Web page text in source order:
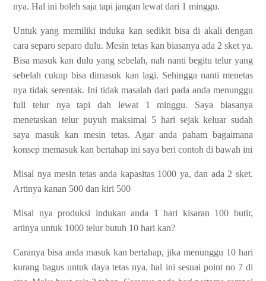
nya. Hal ini boleh saja tapi jangan lewat dari 1 minggu.
Untuk yang memiliki induka kan sedikit bisa di akali dengan
cara separo separo dulu. Mesin tetas kan biasanya ada 2 sket ya.
Bisa masuk kan dulu yang sebelah, nah nanti begitu telur yang
sebelah cukup bisa dimasuk kan lagi. Sehingga nanti menetas
nya tidak serentak. Ini tidak masalah dari pada anda menunggu
full telur nya tapi dah lewat 1 minggu. Saya biasanya
menetaskan telur puyuh maksimal 5 hari sejak keluar sudah
saya masuk kan mesin tetas. Agar anda paham bagaimana
konsep memasuk kan bertahap ini saya beri contoh di bawah ini
Misal nya mesin tetas anda kapasitas 1000 ya, dan ada 2 sket.
Artinya kanan 500 dan kiri 500
Misal nya produksi indukan anda 1 hari kisaran 100 butir,
artinya untuk 1000 telur butuh 10 hari kan?
Caranya bisa anda masuk kan bertahap, jika menunggu 10 hari
kurang bagus untuk daya tetas nya, hal ini sesuai point no 7 di